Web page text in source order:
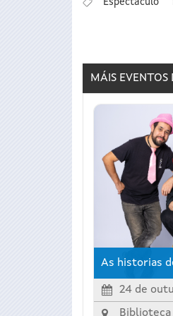
MÁIS EVENTOS
As historias
24 de
Biblioteca